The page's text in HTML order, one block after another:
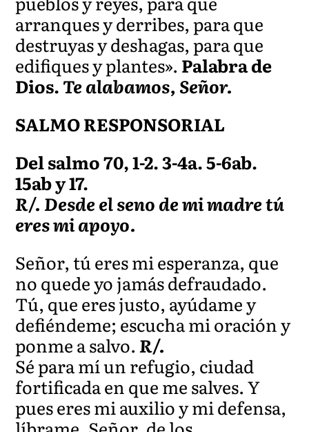
arranques y derribes, para que
destruyas y deshagas, para que
edifiques y plantes». Palabra de
Dios.Te alabamos, Señor.
SALMO RESPONSORIAL
Del salmo 70, 1-2. 3-4a. 5-6ab.
15ab y 17.
R/. Desde el seno de mi madre tú
eres mi apoyo.
Señor, tú eres mi esperanza, que
no quede yo jamás defraudado.
Tú, que eres justo, ayúdame y
defiéndeme; escucha mi oración y
ponme a salvo.R/.
Sé para mí un refugio, ciudad
fortificada en que me salves. Y
pues eres mi auxilio y mi defensa,